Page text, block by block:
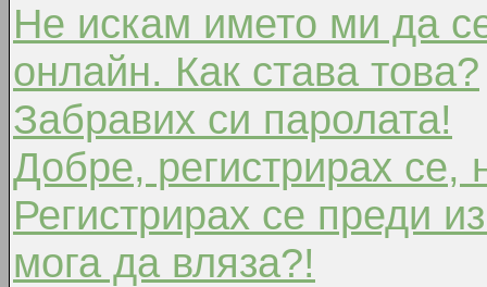
Не искам името ми да
онлайн. Как става това?
Забравих си паролата!
Добре, регистрирах се,
Регистрирах се преди
мога да вляза?!